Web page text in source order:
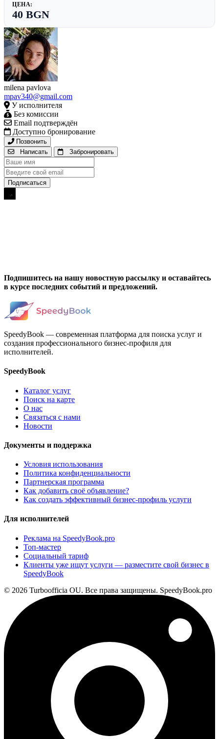
ЦЕНА:
40 BGN
milena pavlova
mpav340@gmail.com
У исполнителя
Без комиссии
Email подтверждён
Доступно бронирование
Позвонить
Написать
Забронировать
Подпишитесь на нашу новостную рассылку и оставайтесь
в курсе последних событий и предложений.
SpeedyBook — современная платформа для поиска услуг и
создания профессионального бизнес-профиля для
исполнителей.
SpeedyBook
Каталог услуг
Поиск на карте
О нас
Связаться с нами
Новости
Документы и поддержка
Условия использования
Политика конфиденциальности
Партнерская программа
Как добавить своё объявление?
Как создать эффективный бизнес-профиль услуги
Для исполнителей
Реклама на SpeedyBook.pro
Топ-мастер
Социальный тариф
Клиенты уже ищут услуги — разместите свой бизнес в
SpeedyBook
© 2026 Turboofficia OU. Все права защищены. SpeedyBook.pro